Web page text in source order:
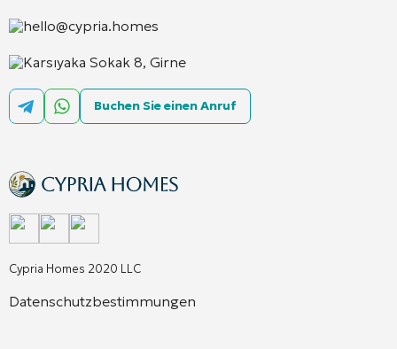
Cypria Homes 2020 LLC
Datenschutzbestimmungen
hello@cypria.homes
Karsıyaka Sokak 8, Girne
Buchen Sie einen Anruf